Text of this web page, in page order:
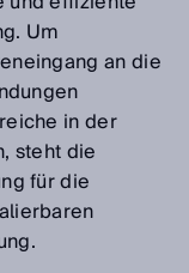
Um
an die
in der
steht die
für die